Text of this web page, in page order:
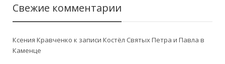
Свежие комментарии
Ксения Кравченко к записи Костёл Святых Петра и Павла в
Каменце